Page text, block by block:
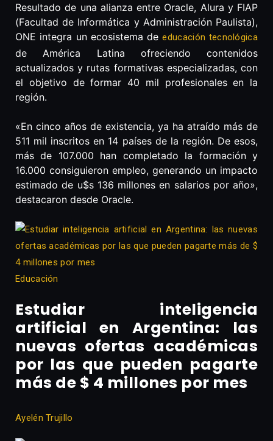
Resultado de una alianza entre Oracle, Alura y FIAP
(Facultad de Informática y Administración Paulista),
ONE integra un ecosistema deeducación tecnológica
de América Latina ofreciendo contenidos
actualizados y rutas formativas especializadas, con
el objetivo de formar 40 mil profesionales en la
región.
«En cinco años de existencia, ya ha atraído más de
511 mil inscritos en 14 países de la región. De esos,
más de 107.000 han completado la formación y
16.000 consiguieron empleo, generando un impacto
estimado de u$s 136 millones en salarios por año»,
destacaron desde Oracle.
Educación
Estudiar inteligencia
artificial en Argentina: las
nuevas ofertas académicas
por las que pueden pagarte
más de $ 4 millones por mes
Ayelén Trujillo